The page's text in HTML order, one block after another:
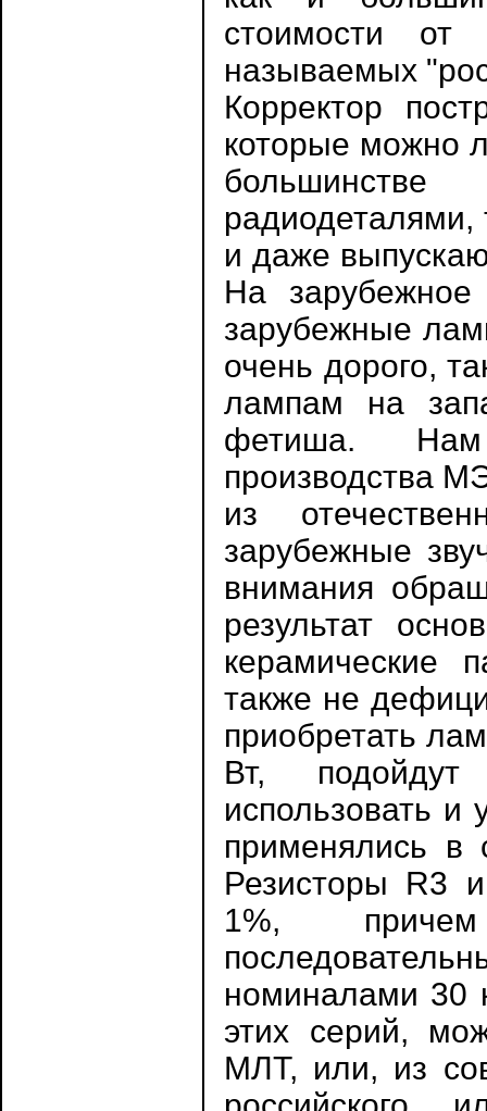
стоимости
называемых
Корректор
которые можно
и даже
На
зарубежные
очень дорого,
лампам на
фетиша.
производства
из
зарубежные
внимания
результат
керамические
также не
приобретать
Вт,
использовать и
применялись в
Резисторы R3
1%,
номиналами 30
этих серий,
МЛТ, или, из